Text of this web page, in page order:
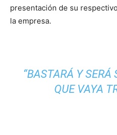
presentación de su
la empresa.
“BASTARÁ Y SERÁ
QUE VAYA